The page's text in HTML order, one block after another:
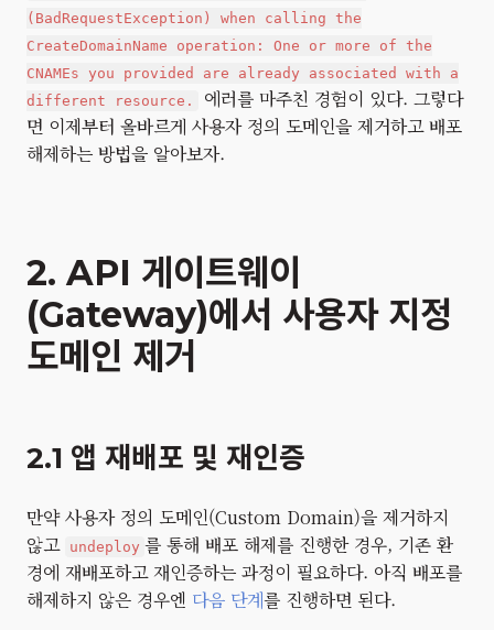
(BadRequestException) when calling the
CreateDomainName operation: One or more of the
CNAMEs you provided are already associated with a
different resource.
에러를 마주친 경험이 있다. 그렇다
면 이제부터 올바르게 사용자 정의 도메인을 제거하고 배포
해제하는 방법을 알아보자.
2. API 게이트웨이
(Gateway)에서 사용자 지정
도메인 제거
2.1 앱 재배포 및 재인증
만약 사용자 정의 도메인(Custom Domain)을 제거하지
않고 undeploy 를 통해 배포 해제를 진행한 경우, 기존 환
경에 재배포하고 재인증하는 과정이 필요하다. 아직 배포를
해제하지 않은 경우엔 다음 단계를 진행하면 된다.